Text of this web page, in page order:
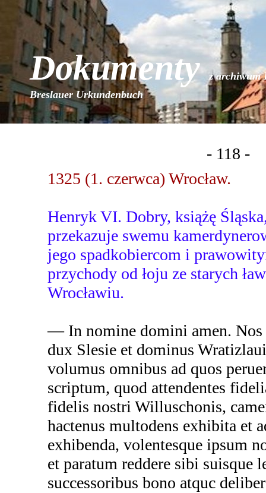
Dokumentyz archiwum
Breslauer Urkundenbuch
- 118 -
1325 (1. czerwca) Wrocław.
Henryk VI. Dobry, książę
przekazuje swemu
jego spadkobiercom i
przychody od łoju ze starych
Wrocławiu.
— In nomine domini amen. Nos
dux Slesie et dominus
volumus omnibus ad quos
scriptum, quod attendentes
fidelis nostri Willuschonis,
hactenus multodens exhibita et
exhibenda, volentesque ipsum
et paratum reddere sibi suisque
successoribus bono atquc